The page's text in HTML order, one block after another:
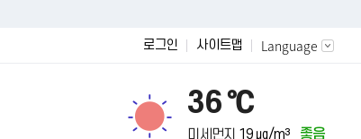
로그인 사이트맵 Language
36 ℃
미세먼지 19 ㎍/m³ 좋음